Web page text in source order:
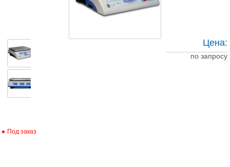
Под заказ
Цена:
по запросу